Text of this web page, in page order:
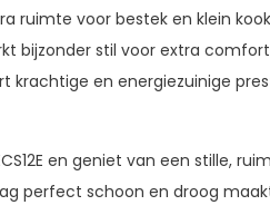
ruimte voor bestek en klein
bijzonder stil voor extra
krachtige en energiezuinige
en geniet van een stille,
perfect schoon en droog